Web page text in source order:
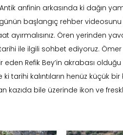
anfinin arkasında ki dağın
günün başlangıç rehber
ayırmalısınız. Ören yerinden
ile ilgili sohbet ediyoruz.
Refik Bey’in akrabası
kalıntıların henüz küçük bir
kazıda bile üzerinde ikon ve